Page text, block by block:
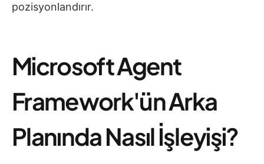
pozisyonlandırır.
Microsoft Agent
Framework'ün Arka
Planında Nasıl İşleyişi?